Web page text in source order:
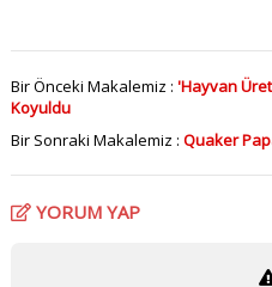
Bir Önceki Makalemiz : 'Hayvan
Koyuldu
Bir Sonraki Makalemiz : Quaker
YORUM YAP